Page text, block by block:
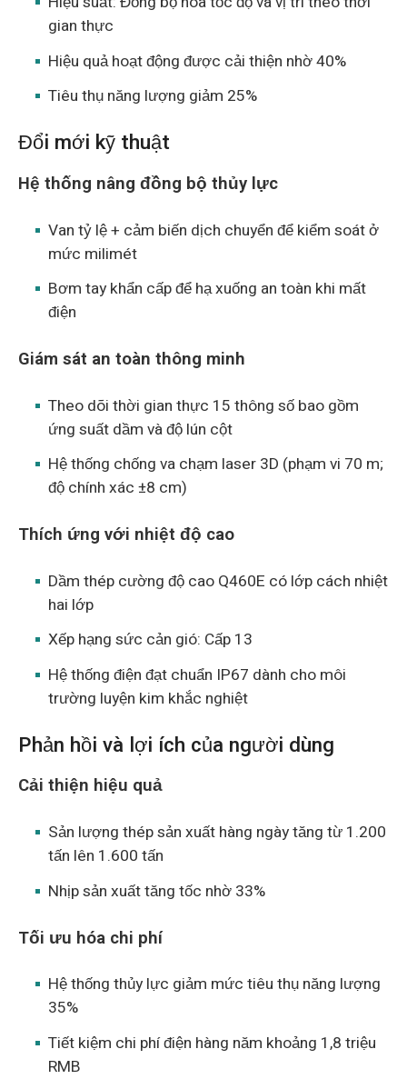
gian thực
Hiệu quả hoạt động được cải thiện nhờ 40%
Tiêu thụ năng lượng giảm 25%
Đổi mới kỹ thuật
Hệ thống nâng đồng bộ thủy lực
Van tỷ lệ + cảm biến dịch chuyển để kiểm soát ở
mức milimét
Bơm tay khẩn cấp để hạ xuống an toàn khi mất
điện
Giám sát an toàn thông minh
Theo dõi thời gian thực 15 thông số bao gồm
ứng suất dầm và độ lún cột
Hệ thống chống va chạm laser 3D (phạm vi 70 m;
độ chính xác ±8 cm)
Thích ứng với nhiệt độ cao
Dầm thép cường độ cao Q460E có lớp cách nhiệt
hai lớp
Xếp hạng sức cản gió: Cấp 13
Hệ thống điện đạt chuẩn IP67 dành cho môi
trường luyện kim khắc nghiệt
Phản hồi và lợi ích của người dùng
Cải thiện hiệu quả
Sản lượng thép sản xuất hàng ngày tăng từ 1.200
tấn lên 1.600 tấn
Nhịp sản xuất tăng tốc nhờ 33%
Tối ưu hóa chi phí
Hệ thống thủy lực giảm mức tiêu thụ năng lượng
35%
Tiết kiệm chi phí điện hàng năm khoảng 1,8 triệu
RMB